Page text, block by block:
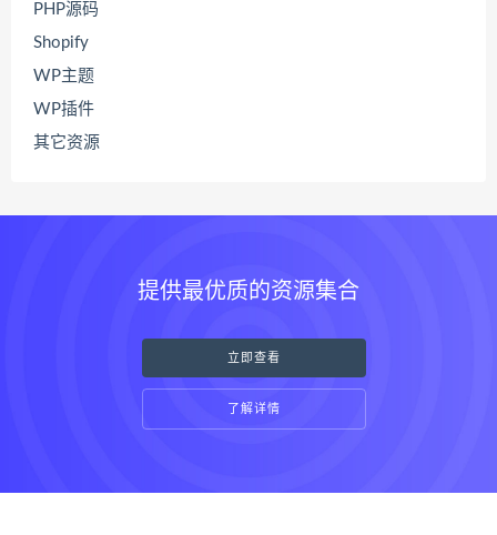
PHP源码
Shopify
WP主题
WP插件
其它资源
提供最优质的资源集合
立即查看
了解详情